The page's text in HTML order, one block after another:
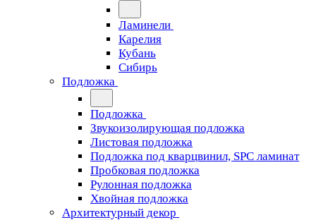
Ламинели
Карелия
Кубань
Сибирь
Подложка
Подложка
Звукоизолирующая подложка
Листовая подложка
Подложка под кварцвинил, SPC ламинат
Пробковая подложка
Рулонная подложка
Хвойная подложка
Архитектурный декор